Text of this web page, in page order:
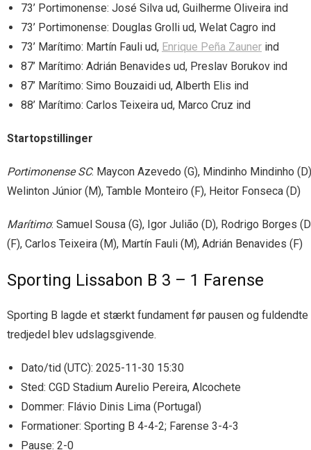
73’ Portimonense: José Silva ud, Guilherme Oliveira ind
73’ Portimonense: Douglas Grolli ud, Welat Cagro ind
73’ Marítimo: Martín Fauli ud, Enrique Peña Zauner ind
87’ Marítimo: Adrián Benavides ud, Preslav Borukov ind
87’ Marítimo: Simo Bouzaidi ud, Alberth Elis ind
88’ Marítimo: Carlos Teixeira ud, Marco Cruz ind
Startopstillinger
Portimonense SC: Maycon Azevedo (G), Mindinho Mindinho
Welinton Júnior (M), Tamble Monteiro (F), Heitor Fonseca (D)
Marítimo: Samuel Sousa (G), Igor Julião (D), Rodrigo Borges
(F), Carlos Teixeira (M), Martín Fauli (M), Adrián Benavides (F)
Sporting Lissabon B 3 – 1 Farense
Sporting B lagde et stærkt fundament før pausen og
tredjedel blev udslagsgivende.
Dato/tid (UTC): 2025-11-30 15:30
Sted: CGD Stadium Aurelio Pereira, Alcochete
Dommer: Flávio Dinis Lima (Portugal)
Formationer: Sporting B 4-4-2; Farense 3-4-3
Pause: 2-0